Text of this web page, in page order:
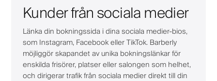
Kunder från sociala medier
Länka din bokningssida i dina sociala medier-bios,
som Instagram, Facebook eller TikTok. Barberly
möjliggör skapandet av unika bokningslänkar för
enskilda frisörer, platser eller salongen som helhet,
och dirigerar trafik från sociala medier direkt till din